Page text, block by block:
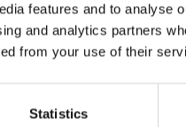
features and to analyse
and analytics partners
from your use of their
Statistics
det vanliga. En stund